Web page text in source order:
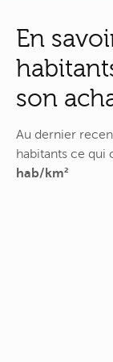
En
son
Au dernier
habitants ce qui
hab/km²